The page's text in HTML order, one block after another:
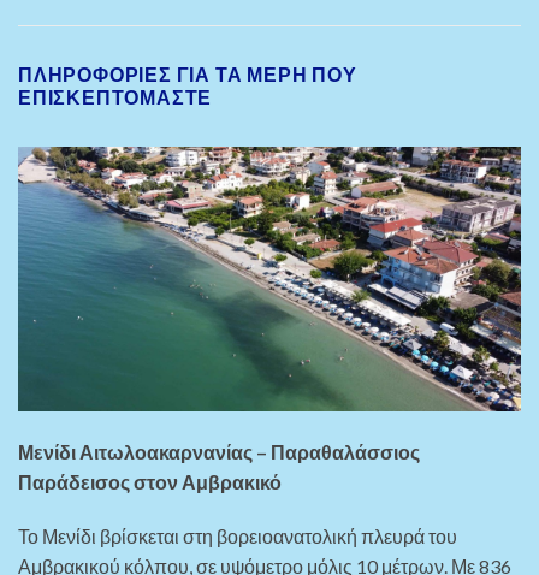
ΠΛΗΡΟΦΟΡΊΕΣ ΓΙΑ ΤΑ ΜΈΡΗ ΠΟΥ
ΕΠΙΣΚΕΠΤΌΜΑΣΤΕ
Μενίδι Αιτωλοακαρνανίας – Παραθαλάσσιος
Παράδεισος στον Αμβρακικό
Το Μενίδι βρίσκεται στη βορειοανατολική πλευρά του
Αμβρακικού κόλπου, σε υψόμετρο μόλις 10 μέτρων. Με 836